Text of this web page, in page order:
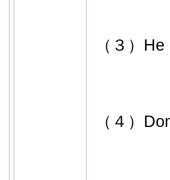
（３）
（４）